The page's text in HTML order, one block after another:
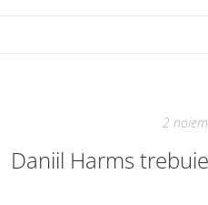
2
Daniil Harms